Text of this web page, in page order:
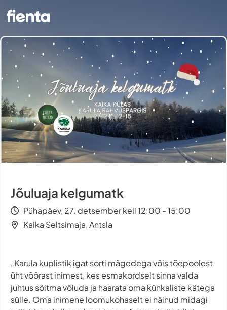
Jõuluaja kelgumatk
Pühapäev, 27. detsember kell 12:00 - 15:00
Kaika Seltsimaja, Antsla
„Karula kuplistik igat sorti mägedega võis tõepoolest
üht võõrast inimest, kes esmakordselt sinna valda
juhtus sõitma võluda ja haarata oma künkaliste kätega
sülle. Oma inimene loomukohaselt ei näinud midagi